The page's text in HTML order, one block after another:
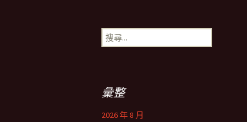
搜
尋
彙整
2026 年 8 月